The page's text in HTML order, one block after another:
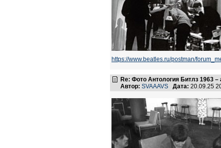
https://www.beatles.ru/postman/
Re: Фото Антология Битлз 1963 –
Автор: SVAAAVS Дата: 20.09.25